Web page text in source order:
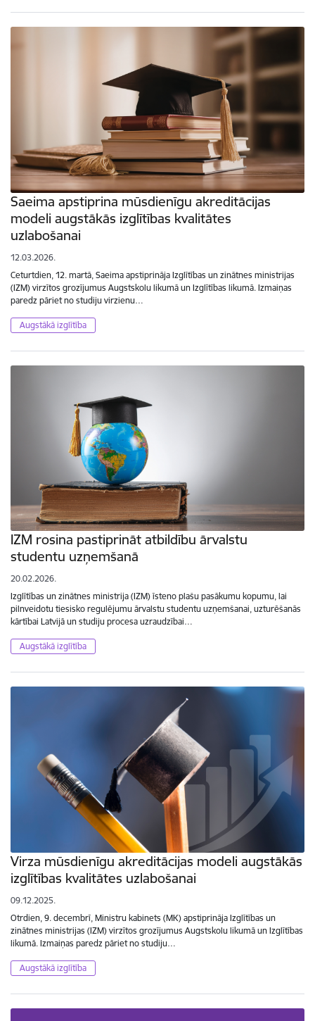
Saeima apstiprina mūsdienīgu akreditācijas
modeli augstākās izglītības kvalitātes
uzlabošanai
12.03.2026.
Ceturtdien, 12. martā, Saeima apstiprināja Izglītības un zinātnes ministrijas
(IZM) virzītos grozījumus Augstskolu likumā un Izglītības likumā. Izmaiņas
paredz pāriet no studiju virzienu…
Augstākā izglītība
IZM rosina pastiprināt atbildību ārvalstu
studentu uzņemšanā
20.02.2026.
Izglītības un zinātnes ministrija (IZM) īsteno plašu pasākumu kopumu, lai
pilnveidotu tiesisko regulējumu ārvalstu studentu uzņemšanai, uzturēšanās
kārtībai Latvijā un studiju procesa uzraudzībai…
Augstākā izglītība
Virza mūsdienīgu akreditācijas modeli augstākās
izglītības kvalitātes uzlabošanai
09.12.2025.
Otrdien, 9. decembrī, Ministru kabinets (MK) apstiprināja Izglītības un
zinātnes ministrijas (IZM) virzītos grozījumus Augstskolu likumā un Izglītības
likumā. Izmaiņas paredz pāriet no studiju…
Augstākā izglītība